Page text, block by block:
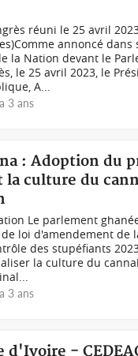
réuni le 25 avril
annoncé dans
la Nation devant le
le 25 avril 2023, le
A...
3 ans
: Adoption du
la culture du
Le parlement
loi d'amendement de
des stupéfiants
la culture du
3 ans
d'Ivoire -